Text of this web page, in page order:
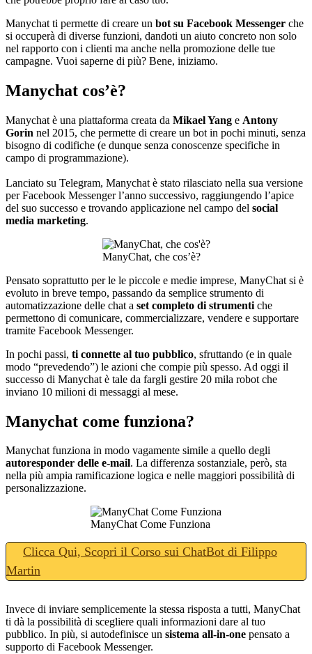
Manychat ti permette di creare un bot su Facebook Messenger che
si occuperà di diverse funzioni, dandoti un aiuto concreto non solo
nel rapporto con i clienti ma anche nella promozione delle tue
campagne. Vuoi saperne di più? Bene, iniziamo.
Manychat cos’è?
Manychat è una piattaforma creata da Mikael Yang e Antony
Gorin nel 2015, che permette di creare un bot in pochi minuti, senza
bisogno di codifiche (e dunque senza conoscenze specifiche in
campo di programmazione).
Lanciato su Telegram, Manychat è stato rilasciato nella sua versione
per Facebook Messenger l’anno successivo, raggiungendo l’apice
del suo successo e trovando applicazione nel campo del social
media marketing.
ManyChat, che cos’è?
Pensato soprattutto per le le piccole e medie imprese, ManyChat si è
evoluto in breve tempo, passando da semplice strumento di
automatizzazione delle chat a set completo di strumenti che
permettono di comunicare, commercializzare, vendere e supportare
tramite Facebook Messenger.
In pochi passi, ti connette al tuo pubblico, sfruttando (e in quale
modo “prevedendo”) le azioni che compie più spesso. Ad oggi il
successo di Manychat è tale da fargli gestire 20 mila robot che
inviano 10 milioni di messaggi al mese.
Manychat come funziona?
Manychat funziona in modo vagamente simile a quello degli
autoresponder delle e-mail. La differenza sostanziale, però, sta
nella più ampia ramificazione logica e nelle maggiori possibilità di
personalizzazione.
ManyChat Come Funziona
Clicca Qui, Scopri il Corso sui ChatBot di Filippo
Martin
Invece di inviare semplicemente la stessa risposta a tutti, ManyChat
ti dà la possibilità di scegliere quali informazioni dare al tuo
pubblico. In più, si autodefinisce un sistema all-in-one pensato a
supporto di Facebook Messenger.